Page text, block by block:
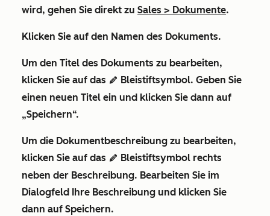
wird, gehen Sie direkt zu Sales > Dokumente.
Klicken Sie auf den Namen des Dokuments.
Um den Titel des Dokuments zu bearbeiten,
klicken Sie auf das editn Bleistiftsymbol. Geben Sie
einen neuen Titel ein und klicken Sie dann auf
„Speichern“.
Um die Dokumentbeschreibung zu bearbeiten,
klicken Sie auf das editn Bleistiftsymbol rechts
neben der Beschreibung. Bearbeiten Sie im
Dialogfeld Ihre Beschreibung und klicken Sie
dann auf Speichern.